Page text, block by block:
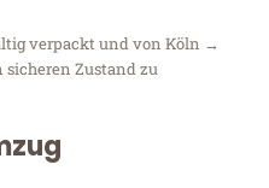
verpackt und von Köln →
Zustand zu